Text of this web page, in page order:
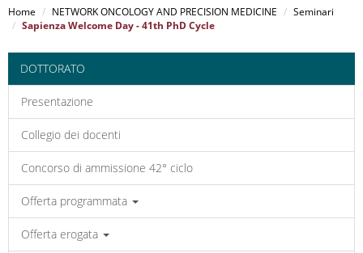
al
contenuto
Home NETWORK ONCOLOGY AND PRECISION MEDICINE
Seminari
Sapienza Welcome Day - 41th PhD Cycle
DOTTORATO
Presentazione
Collegio dei docenti
Concorso di ammissione 42° ciclo
Offerta programmata
Offerta erogata